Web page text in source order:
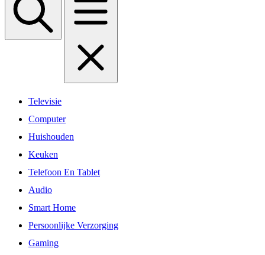
Televisie
Computer
Huishouden
Keuken
Telefoon En Tablet
Audio
Smart Home
Persoonlijke Verzorging
Gaming